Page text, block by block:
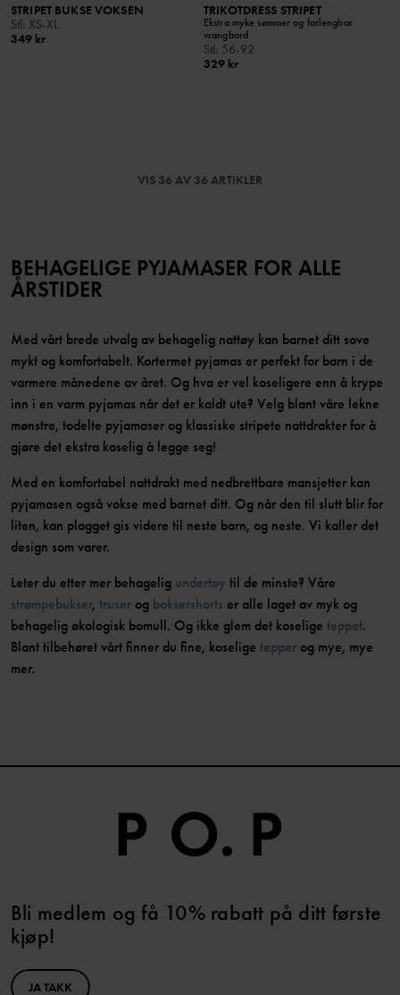
STRIPET BUKSE VOKSEN
Stl: XS-XL
349 kr
TRIKOTDRESS STRIPET
Ekstra myke sømmer og forlengbar
vrangbord
Stl: 56-92
329 kr
VIS 36 AV 36 ARTIKLER
BEHAGELIGE PYJAMASER FOR ALLE
ÅRSTIDER
Med vårt brede utvalg av behagelig nattøy kan barnet ditt sove
mykt og komfortabelt. Kortermet pyjamas er perfekt for barn i de
varmere månedene av året. Og hva er vel koseligere enn å krype
inn i en varm pyjamas når det er kaldt ute? Velg blant våre lekne
mønstre, todelte pyjamaser og klassiske stripete nattdrakter for å
gjøre det ekstra koselig å legge seg!
Med en komfortabel nattdrakt med nedbrettbare mansjetter kan
pyjamasen også vokse med barnet ditt. Og når den til slutt blir for
liten, kan plagget gis videre til neste barn, og neste. Vi kaller det
design som varer.
Leter du etter mer behagelig undertøy til de minste? Våre
strømpebukser, truser og boksershorts er alle laget av myk og
behagelig økologisk bomull. Og ikke glem det koselige teppet.
Blant tilbehøret vårt finner du fine, koselige tepper og mye, mye
mer.
Bli medlem og få 10% rabatt på ditt første
kjøp!
JA TAKK